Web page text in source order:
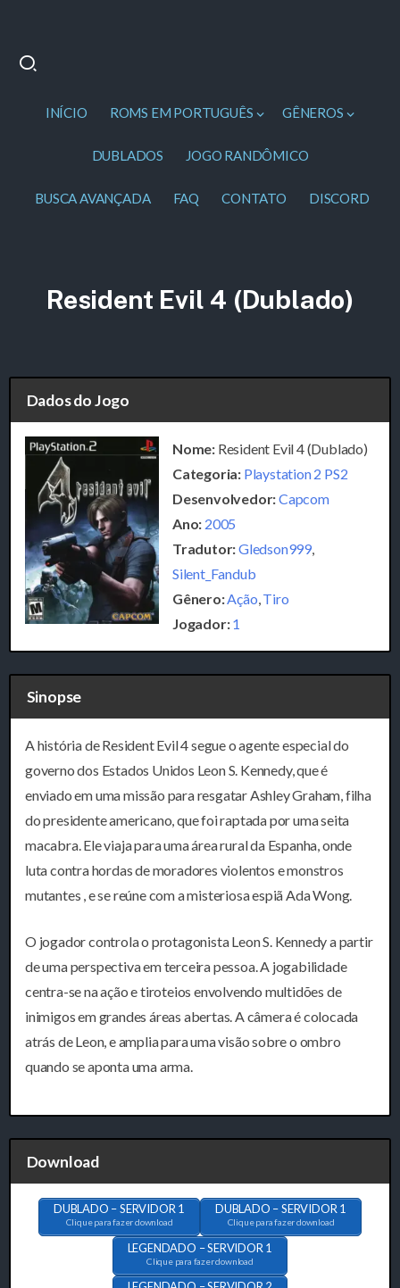
INÍCIO ROMS EM PORTUGUÊS GÊNEROS
DUBLADOS JOGO RANDÔMICO
BUSCA AVANÇADA FAQ CONTATO DISCORD
Resident Evil 4 (Dublado)
Dados do Jogo
Nome: Resident Evil 4 (Dublado)
Categoria: Playstation 2 PS2
Desenvolvedor:Capcom
Ano: 2005
Tradutor:Gledson999
Silent_Fandub
Gênero:Ação Tiro
Jogador:1
Sinopse
A história de Resident Evil 4 segue o agente especial do
governo dos Estados Unidos Leon S. Kennedy, que é
enviado em uma missão para resgatar Ashley Graham, filha
do presidente americano, que foi raptada por uma seita
macabra. Ele viaja para uma área rural da Espanha, onde
luta contra hordas de moradores violentos e monstros
mutantes , e se reúne com a misteriosa espiã Ada Wong.
O jogador controla o protagonista Leon S. Kennedy a partir
de uma perspectiva em terceira pessoa. A jogabilidade
centra-se na ação e tiroteios envolvendo multidões de
inimigos em grandes áreas abertas. A câmera é colocada
atrás de Leon, e amplia para uma visão sobre o ombro
quando se aponta uma arma.
Download
DUBLADO – SERVIDOR 1
Clique para fazer download
DUBLADO – SERVIDOR 1
Clique para fazer download
LEGENDADO – SERVIDOR 1
Clique para fazer download